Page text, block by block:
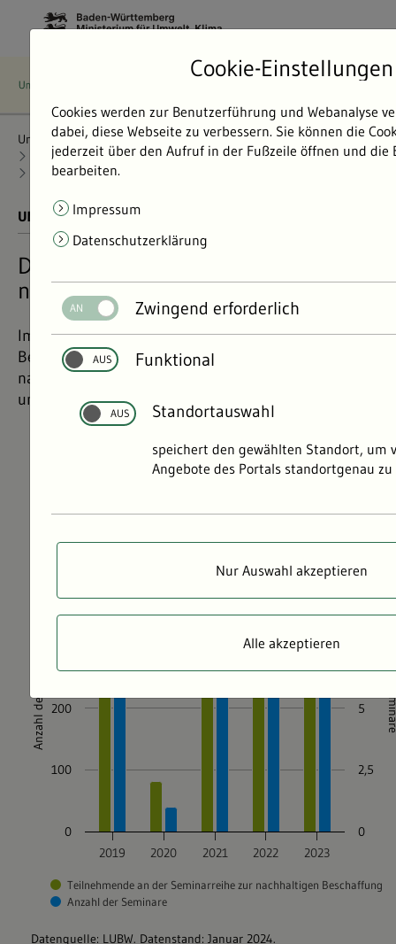
Umweltdaten Bericht: Umweltdaten 2024
Nachhaltigkeit
Nachhaltigkeit in Wirtschaft und Kommune
Öffentliche Beschaffung
UMWELTDATEN BERICHT 2024
Die öffentliche Beschaffung wird
nachhaltiger
Immer mehr Kommunen und andere öffentliche
Beschaffungsstellen gestalten ihre Einkäufe
nachhaltig. Als Hilfestellung existiert seit 2018 ein
umfangreiches Seminar-Angebot der LUBW.
Cookie-Einstellungen
Cookies werden zur Benutzerführung und Webanalyse
dabei, diese Webseite zu verbessern. Sie können die
jederzeit über den Aufruf in der Fußzeile öffnen und die
bearbeiten.
Impressum
Datenschutzerklärung
Zwingend erforderlich
Funktional
Standortauswahl
speichert den gewählten Standort, um
Angebote des Portals standortgenau
Nur Auswahl akzeptieren
Alle akzeptieren